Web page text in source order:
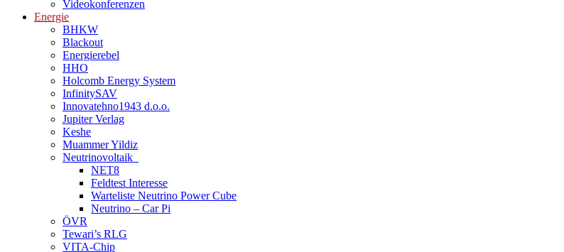
Videokonferenzen
Energie
BHKW
Blackout
Energierebel
HHO
Holcomb Energy System
InfinitySAV
Innovatehno1943 d.o.o.
Jupiter Verlag
Keshe
Muammer Yildiz
Neutrinovoltaik
NET8
Feldtest Interesse
Warteliste Neutrino Power Cube
Neutrino – Car Pi
ÖVR
Tewari’s RLG
VITA-Chip